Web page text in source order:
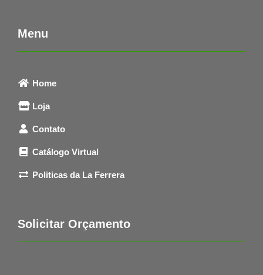
Menu
Home
Loja
Contato
Catálogo Virtual
Politicas da La Ferrera
Solicitar Orçamento